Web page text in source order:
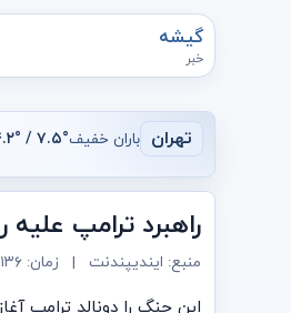
گیشه
خبر
تهران باران خفیف۷.۵° / ۱۴.۲°
راهبرد ترامپ
منبع: ایندیپندنت | زمان: ۱۳۶ روز پیش